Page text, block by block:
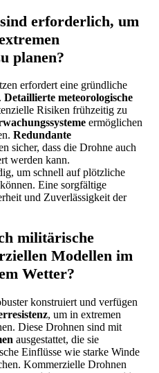
erforderlich, um
planen?
erfordert eine gründliche
Detaillierte meteorologische
Risiken frühzeitig zu
ermöglichen
Redundante
sicher, dass die Drohne auch
werden kann.
um schnell auf plötzliche
Eine sorgfältige
und Zuverlässigkeit der
militärische
Modellen im
Wetter?
konstruiert und verfügen
, um in extremen
Diese Drohnen sind mit
ausgestattet, die sie
Einflüsse wie starke Winde
Kommerzielle Drohnen